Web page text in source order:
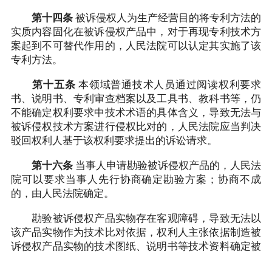
第十四条被诉侵权人为生产经营目的将专利方法的
实质内容固化在被诉侵权产品中，对于再现专利技术方
案起到不可替代作用的，人民法院可以认定其实施了该
专利方法。
第十五条 本领域普通技术人员通过阅读权利要求
书、说明书、专利审查档案以及工具书、教科书等，仍
不能确定权利要求中技术术语的具体含义，导致无法与
被诉侵权技术方案进行侵权比对的，人民法院应当判决
驳回权利人基于该权利要求提出的诉讼请求。
第十六条当事人申请勘验被诉侵权产品的，人民法
院可以要求当事人先行协商确定勘验方案；协商不成
的，由人民法院确定。
勘验被诉侵权产品实物存在客观障碍，导致无法以
该产品实物作为技术比对依据，权利人主张依据制造被
诉侵权产品实物的技术图纸、说明书等技术资料确定被